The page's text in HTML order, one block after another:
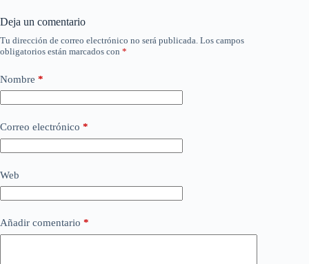
Deja un comentario
Tu dirección de correo electrónico no será publicada. Los campos
obligatorios están marcados con *
Nombre *
Correo electrónico *
Web
Añadir comentario *